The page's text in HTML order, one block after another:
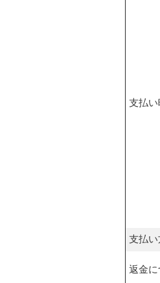
支払い
支払い
返金に